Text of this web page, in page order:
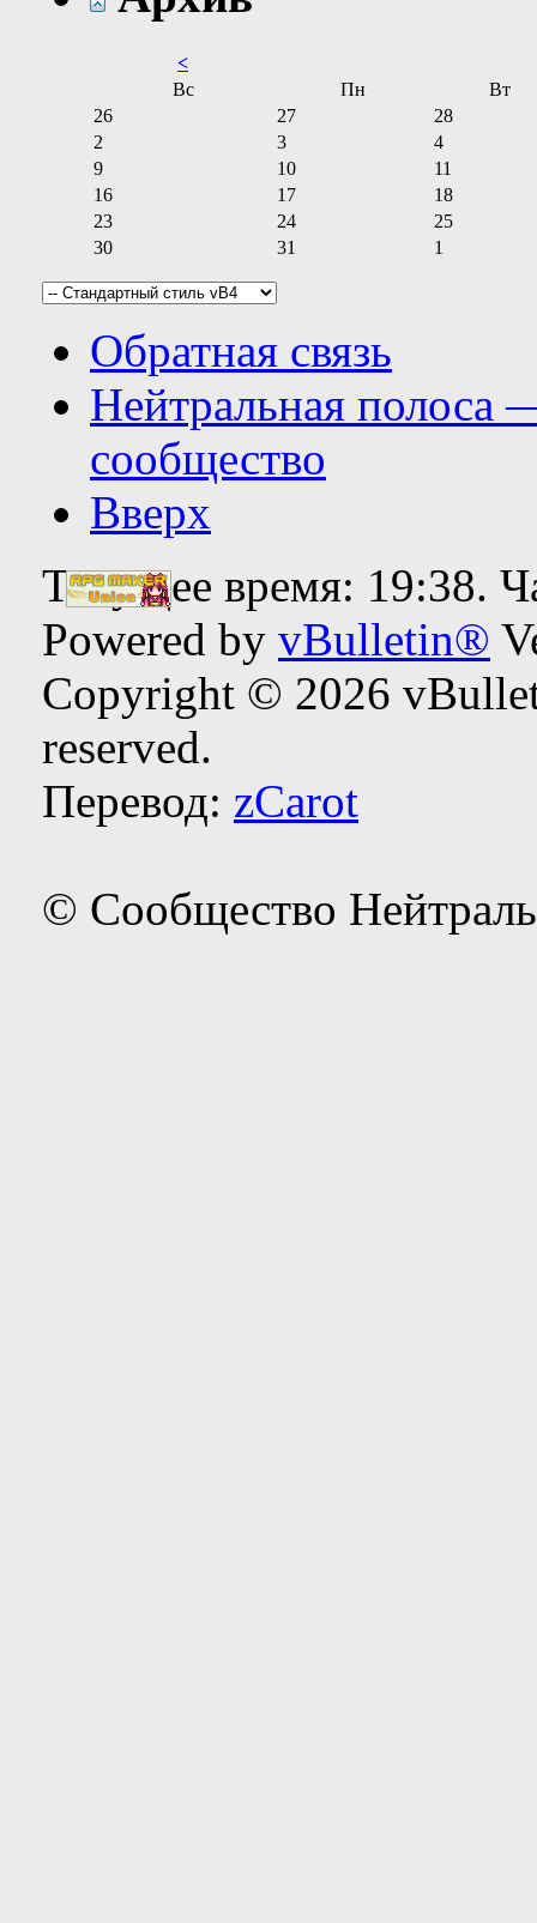
<
Вс
Пн
Вт
26
27
28
2
3
4
9
10
11
16
17
18
23
24
25
30
31 1
Обратная связь
Нейтральная полоса
сообщество
Вверх
Текущее время: 19:38.
Powered by vBulletin®
Copyright © 2026
reserved.
Перевод: zCarot
© Сообщество